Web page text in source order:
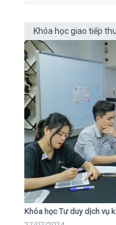
Khóa học giao tiếp
Khóa học Tư duy dịch vụ